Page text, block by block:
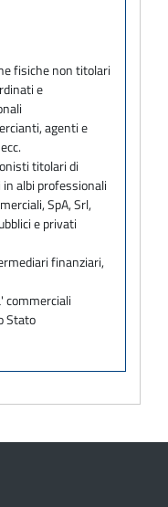
fisiche non titolari
e
agenti e
titolari di
albi professionali
SpA, Srl,
e privati
finanziari,
commerciali
Stato